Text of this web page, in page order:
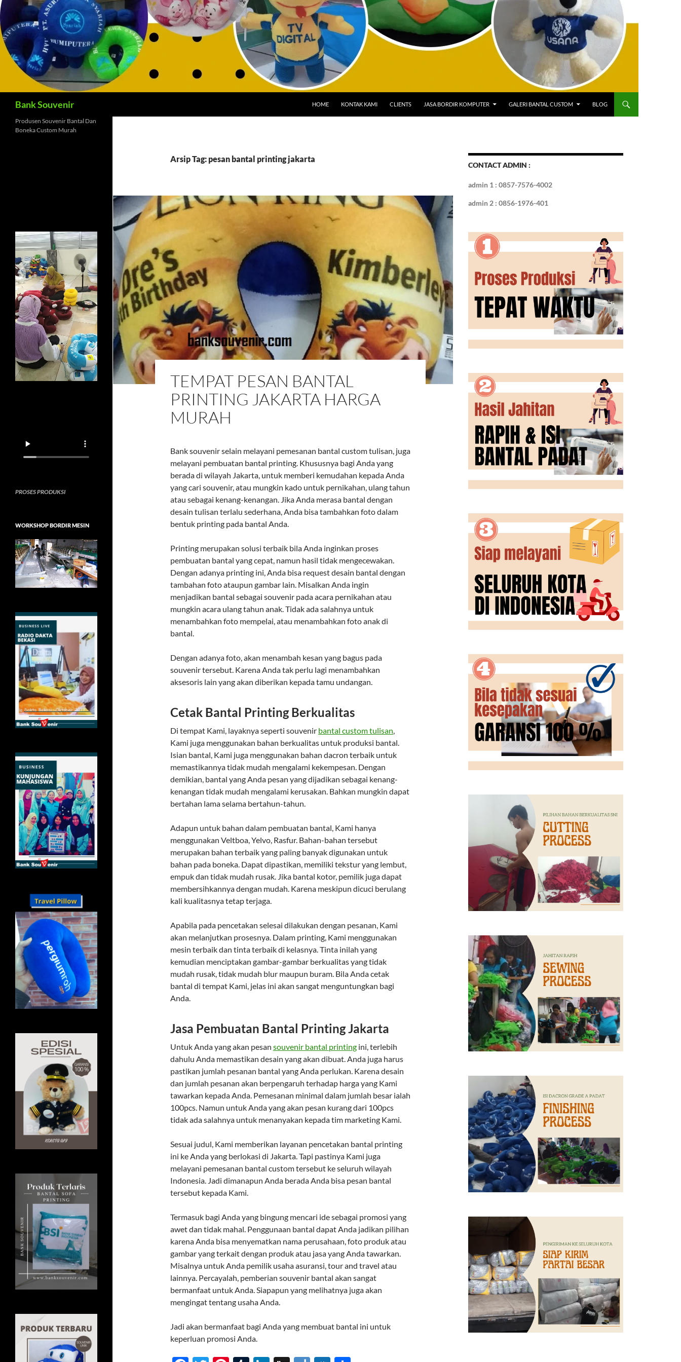
Bank Souvenir HOME KONTAK KAMI CLIENTS JASA BORDIR KOMPUTER GALERI BANTAL CUSTOM BLOG
Arsip Tag: pesan bantal printing jakarta
TEMPAT PESAN BANTAL
PRINTING JAKARTA HARGA
MURAH
Bank souvenir selain melayani pemesanan bantal custom tulisan, juga
melayani pembuatan bantal printing. Khususnya bagi Anda yang
berada di wilayah Jakarta, untuk memberi kemudahan kepada Anda
yang cari souvenir, atau mungkin kado untuk pernikahan, ulang tahun
atau sebagai kenang-kenangan. Jika Anda merasa bantal dengan
desain tulisan terlalu sederhana, Anda bisa tambahkan foto dalam
bentuk printing pada bantal Anda.
Printing merupakan solusi terbaik bila Anda inginkan proses
pembuatan bantal yang cepat, namun hasil tidak mengecewakan.
Dengan adanya printing ini, Anda bisa request desain bantal dengan
tambahan foto ataupun gambar lain. Misalkan Anda ingin
menjadikan bantal sebagai souvenir pada acara pernikahan atau
mungkin acara ulang tahun anak. Tidak ada salahnya untuk
menambahkan foto mempelai, atau menambahkan foto anak di
bantal.
Dengan adanya foto, akan menambah kesan yang bagus pada
souvenir tersebut. Karena Anda tak perlu lagi menambahkan
aksesoris lain yang akan diberikan kepada tamu undangan.
Cetak Bantal Printing Berkualitas
Di tempat Kami, layaknya seperti souvenir bantal custom tulisan,
Kami juga menggunakan bahan berkualitas untuk produksi bantal.
Isian bantal, Kami juga menggunakan bahan dacron terbaik untuk
memastikannya tidak mudah mengalami kekempesan. Dengan
demikian, bantal yang Anda pesan yang dijadikan sebagai kenang-
kenangan tidak mudah mengalami kerusakan. Bahkan mungkin dapat
bertahan lama selama bertahun-tahun.
Adapun untuk bahan dalam pembuatan bantal, Kami hanya
menggunakan Veltboa, Yelvo, Rasfur. Bahan-bahan tersebut
merupakan bahan terbaik yang paling banyak digunakan untuk
bahan pada boneka. Dapat dipastikan, memiliki tekstur yang lembut,
empuk dan tidak mudah rusak. Jika bantal kotor, pemilik juga dapat
membersihkannya dengan mudah. Karena meskipun dicuci berulang
kali kualitasnya tetap terjaga.
Apabila pada pencetakan selesai dilakukan dengan pesanan, Kami
akan melanjutkan prosesnya. Dalam printing, Kami menggunakan
mesin terbaik dan tinta terbaik di kelasnya. Tinta inilah yang
kemudian menciptakan gambar-gambar berkualitas yang tidak
mudah rusak, tidak mudah blur maupun buram. Bila Anda cetak
bantal di tempat Kami, jelas ini akan sangat menguntungkan bagi
Anda.
Jasa Pembuatan Bantal Printing Jakarta
Untuk Anda yang akan pesan souvenir bantal printing ini, terlebih
dahulu Anda memastikan desain yang akan dibuat. Anda juga harus
pastikan jumlah pesanan bantal yang Anda perlukan. Karena desain
dan jumlah pesanan akan berpengaruh terhadap harga yang Kami
tawarkan kepada Anda. Pemesanan minimal dalam jumlah besar ialah
100pcs. Namun untuk Anda yang akan pesan kurang dari 100pcs
tidak ada salahnya untuk menanyakan kepada tim marketing Kami.
Sesuai judul, Kami memberikan layanan pencetakan bantal printing
ini ke Anda yang berlokasi di Jakarta. Tapi pastinya Kami juga
melayani pemesanan bantal custom tersebut ke seluruh wilayah
Indonesia. Jadi dimanapun Anda berada Anda bisa pesan bantal
tersebut kepada Kami.
Termasuk bagi Anda yang bingung mencari ide sebagai promosi yang
awet dan tidak mahal. Penggunaan bantal dapat Anda jadikan pilihan
karena Anda bisa menyematkan nama perusahaan, foto produk atau
gambar yang terkait dengan produk atau jasa yang Anda tawarkan.
Misalnya untuk Anda pemilik usaha asuransi, tour and travel atau
lainnya. Percayalah, pemberian souvenir bantal akan sangat
bermanfaat untuk Anda. Siapapun yang melihatnya juga akan
mengingat tentang usaha Anda.
Jadi akan bermanfaat bagi Anda yang membuat bantal ini untuk
keperluan promosi Anda.
CONTACT ADMIN :
admin 1 : 0857-7576-4002
admin 2 : 0856-1976-401
Produsen Souvenir Bantal Dan
Boneka Custom Murah
PROSES PRODUKSI
WORKSHOP BORDIR MESIN